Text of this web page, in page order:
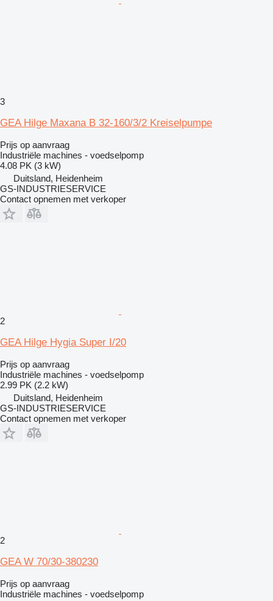
3
GEA Hilge Maxana B 32-160/3/2 Kreiselpumpe
Prijs op aanvraag
Industriële machines - voedselpomp
4.08 PK (3 kW)
Duitsland, Heidenheim
GS-INDUSTRIESERVICE
Contact opnemen met verkoper
2
GEA Hilge Hygia Super I/20
Prijs op aanvraag
Industriële machines - voedselpomp
2.99 PK (2.2 kW)
Duitsland, Heidenheim
GS-INDUSTRIESERVICE
Contact opnemen met verkoper
2
GEA W 70/30-380230
Prijs op aanvraag
Industriële machines - voedselpomp